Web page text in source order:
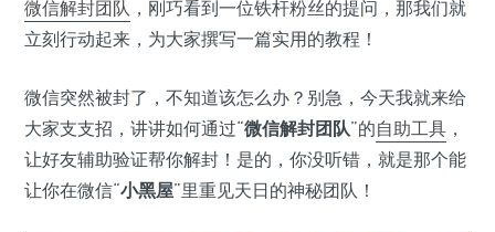
微信解封团队 ，刚巧看到一位铁杆粉丝的提问，那我们就
立刻行动起来，为大家撰写一篇实用的教程！
微信突然被封了，不知道该怎么办？别急，今天我就来给
大家支支招，讲讲如何通过“微信解封团队”的自助工具 ，
让好友辅助验证帮你解封！是的，你没听错，就是那个能
让你在微信“小黑屋”里重见天日的神秘团队！